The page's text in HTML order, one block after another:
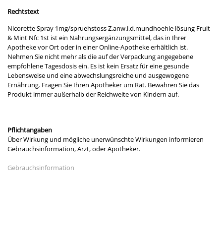
Rechtstext
Nicorette Spray 1mg/spruehstoss Z.anw.i.d.mundhoehle lösung Fruit
& Mint Nfc 1st ist ein Nahrungsergänzungsmittel, das in Ihrer
Apotheke vor Ort oder in einer Online-Apotheke erhältlich ist.
Nehmen Sie nicht mehr als die auf der Verpackung angegebene
empfohlene Tagesdosis ein. Es ist kein Ersatz für eine gesunde
Lebensweise und eine abwechslungsreiche und ausgewogene
Ernährung. Fragen Sie Ihren Apotheker um Rat. Bewahren Sie das
Produkt immer außerhalb der Reichweite von Kindern auf.
Pflichtangaben
Über Wirkung und mögliche unerwünschte Wirkungen informieren
Gebrauchsinformation, Arzt, oder Apotheker.
Gebrauchsinformation